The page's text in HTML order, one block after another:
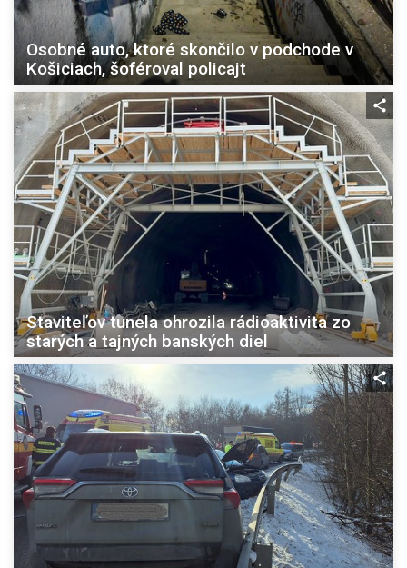
Osobné auto, ktoré skončilo v podchode v
Košiciach, šoféroval policajt
Staviteľov tunela ohrozila rádioaktivita zo
starých a tajných banských diel